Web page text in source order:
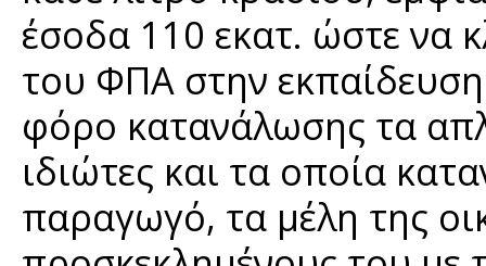
έσοδα 110 εκατ. ώστε να
του ΦΠΑ στην
φόρο κατανάλωσης τα
ιδιώτες και τα οποία
παραγωγό, τα μέλη της